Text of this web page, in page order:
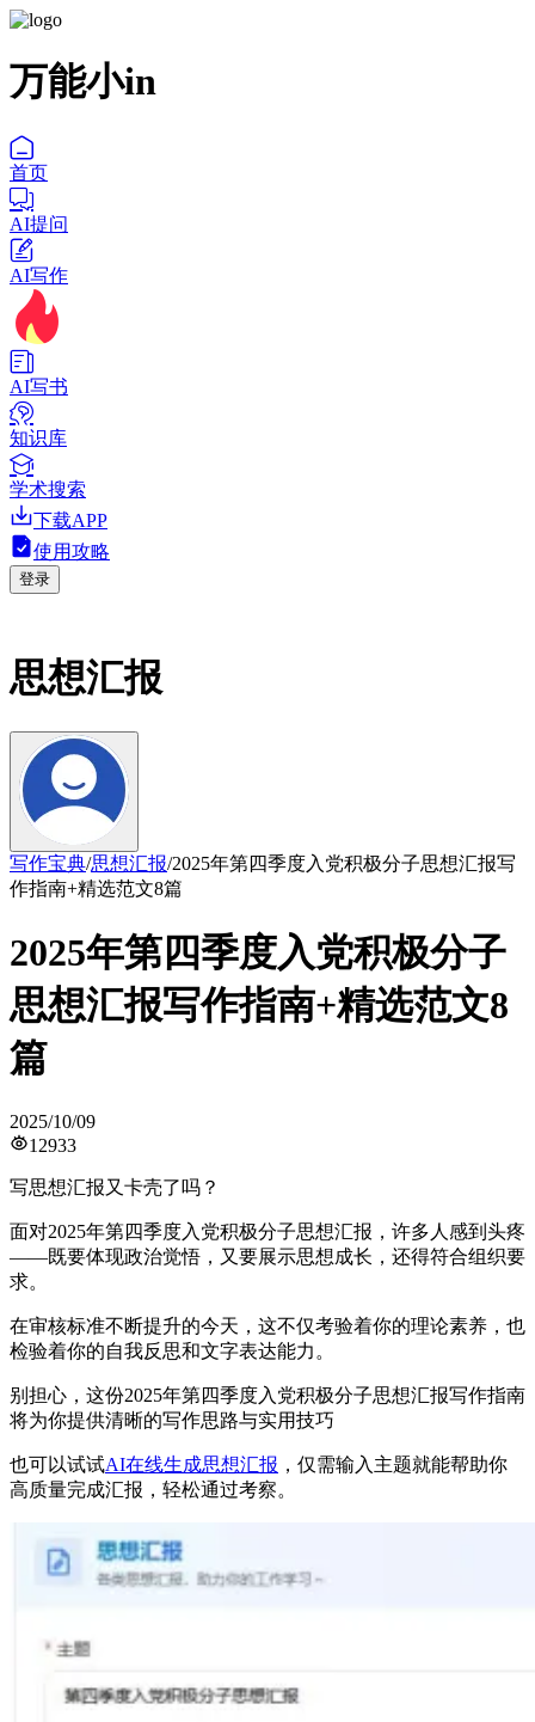
万能小in
首页
AI提问
AI写作
AI写书
知识库
学术搜索
下载APP
使用攻略
登录
思想汇报
写作宝典/思想汇报/2025年第四季度入党积极分子思想汇报写
作指南+精选范文8篇
2025年第四季度入党积极分子
思想汇报写作指南+精选范文8
篇
2025/10/09
12933
写思想汇报又卡壳了吗？
面对2025年第四季度入党积极分子思想汇报，许多人感到头疼
——既要体现政治觉悟，又要展示思想成长，还得符合组织要
求。
在审核标准不断提升的今天，这不仅考验着你的理论素养，也
检验着你的自我反思和文字表达能力。
别担心，这份2025年第四季度入党积极分子思想汇报写作指南
将为你提供清晰的写作思路与实用技巧
也可以试试AI在线生成思想汇报 ，仅需输入主题就能帮助你
高质量完成汇报，轻松通过考察。